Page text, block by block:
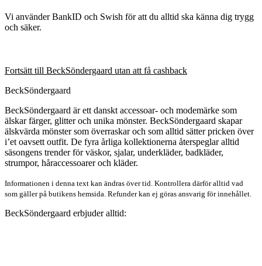
Vi använder BankID och Swish för att du alltid ska känna dig trygg
och säker.
Fortsätt till BeckSöndergaard utan att få cashback
BeckSöndergaard
BeckSöndergaard är ett danskt accessoar- och modemärke som
älskar färger, glitter och unika mönster. BeckSöndergaard skapar
älskvärda mönster som överraskar och som alltid sätter pricken över
i’et oavsett outfit. De fyra årliga kollektionerna återspeglar alltid
säsongens trender för väskor, sjalar, underkläder, badkläder,
strumpor, håraccessoarer och kläder.
Informationen i denna text kan ändras över tid. Kontrollera därför alltid vad
som gäller på butikens hemsida. Refunder kan ej göras ansvarig för innehållet.
BeckSöndergaard erbjuder alltid: